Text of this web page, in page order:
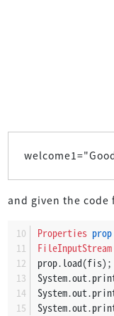
and given the code
Properties prop
FileInputStream
prop.load(fis);